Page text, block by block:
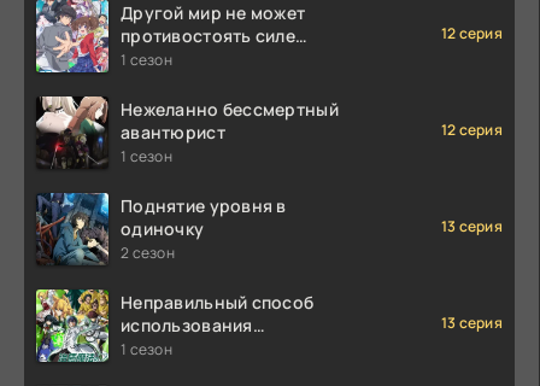
Другой мир не может
противостоять силе
мгновенной смерти
1 сезон
12 серия
Нежеланно бессмертный
авантюрист
1 сезон
12 серия
Поднятие уровня в
одиночку
2 сезон
13 серия
Неправильный способ
использования
исцеляющей магии
1 сезон
13 серия